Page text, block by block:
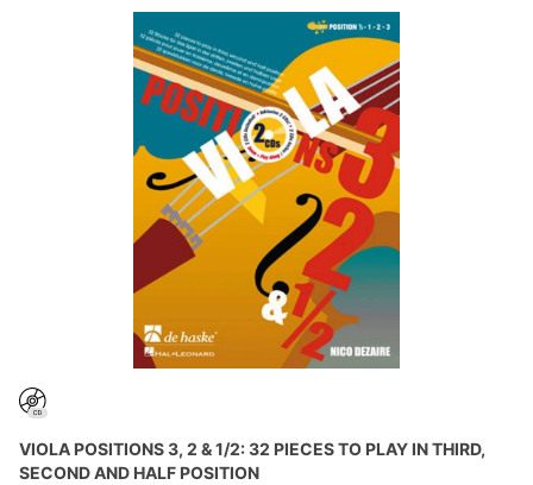
VIOLA POSITIONS 3, 2 & 1/2: 32 PIECES TO PLAY IN THIRD,
SECOND AND HALF POSITION